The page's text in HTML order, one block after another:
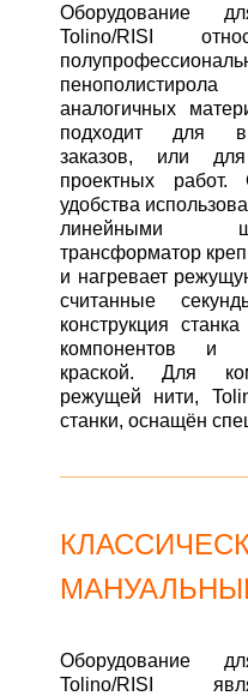
Оборудование
Tolino/RISI
аналогичных
подходит для
заказов, или
проектных работ.
удобства
линейными
трансформатор
и нагревает
считанные
конструкция
компонентов и
краской. Для
режущей нити,
станки, оснащён
Оборудование
Tolino/RISI